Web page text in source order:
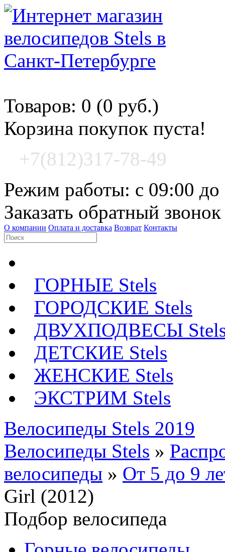
Товаров: 0 (0 руб.)
Корзина покупок пуста!
+7(812)317-78-49
Режим работы: с 09:00 до
Заказать обратный звонок
О компании Оплата и доставка Возврат Контакты
ГОРНЫЕ Stels
ГОРОДСКИЕ Stels
ДВУХПОДВЕСЫ
ДЕТСКИЕ Stels
ЖЕНСКИЕ Stels
ЭКСТРИМ Stels
Велосипеды Stels 2019
Велосипеды Stels »
велосипеды » От 5 до 9
Girl (2012)
Подбор велосипеда